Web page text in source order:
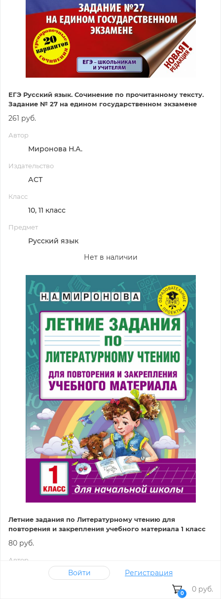
ЕГЭ Русский язык. Сочинение по прочитанному тексту.
Задание № 27 на едином государственном экзамене
261 руб.
Автор
Миронова Н.А.
Издательство
АСТ
Класс
10, 11 класс
Предмет
Русский язык
Нет в наличии
Летние задания по Литературному чтению для
повторения и закрепления учебного материала 1 класс
80 руб.
Автор
Миронова Н.А.
Войти Регистрация
0 0 руб.